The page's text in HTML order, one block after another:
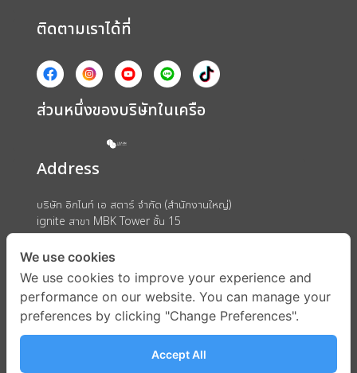
ติดตามเราได้ที่
ส่วนหนึ่งของบริษัทในเครือ
Address
บริษัท อิกไนท์ เอ สตาร์ จำกัด (สำนักงานใหญ่)
ignite สาขา MBK Tower ชั้น 15
ถนนพญาไท แขวงวังใหม่ เขตปทุมวัน กรุงเทพมหานคร 10330
We use cookies
We use cookies to improve your experience and
performance on our website. You can manage your
preferences by clicking "Change Preferences".
Accept All